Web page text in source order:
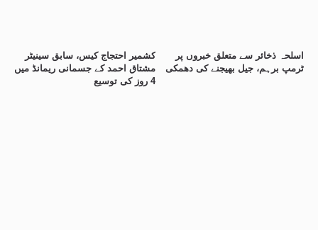
کشمیر احتجاج کیس، سابق سینیٹر
مشتاق احمد کے جسمانی ریمانڈ میں
4 روز کی توسیع
اسلحہ ذخائر سے متعلق خبروں پر
ٹرمپ برہم، جیل بھیجنے کی دھمکی